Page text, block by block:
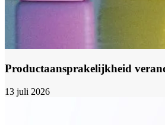
Productaansprakelijkheid
13 juli 2026